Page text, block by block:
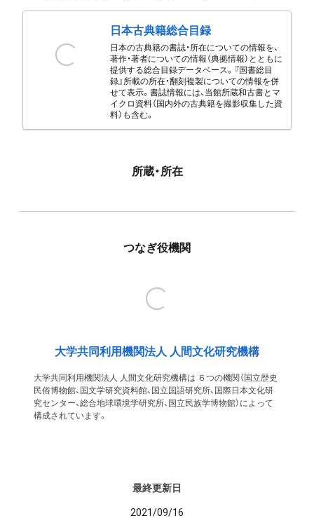
日本古典籍総合目録
日本の古典籍の書誌・所在についての情報を、
著作・著者についての情報（典拠情報）とともに
提供する総合目録データベース。『国書総目
録』所載の所在・翻刻複製についての情報を併
せて表示。書誌情報には、当館所蔵和古書とマ
イクロ資料（国内外の古典籍を撮影収集した資
料）も含む。
所蔵・所在
つなぎ役機関
大学共同利用機関法人 人間文化研究機構
大学共同利用機関法人 人間文化研究機構は ６つの機関（国立歴史
民俗博物館、国文学研究資料館、国立国語研究所、国際日本文化研
究センター、総合地球環境学研究所、国立民族学博物館）によって
構成されています。
最終更新日
2021/09/16